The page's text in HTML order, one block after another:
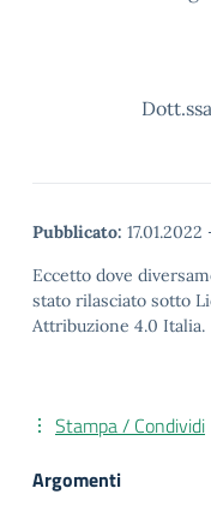
Pubblicato: 17.01.2022
Eccetto dove
stato rilasciato sotto
Attribuzione 4.0 Italia.
Stampa / Condividi
Argomenti